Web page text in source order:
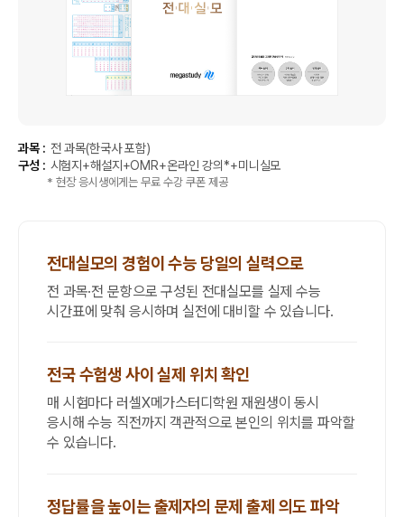
과목 : 전 과목(한국사 포함)
구성 : 시험지+해설지+OMR+온라인 강의*+미니실모
* 현장 응시생에게는 무료 수강 쿠폰 제공
전대실모의 경험이 수능 당일의 실력으로
전 과목·전 문항으로 구성된 전대실모를 실제 수능
시간표에 맞춰 응시하며 실전에 대비할 수 있습니다.
전국 수험생 사이 실제 위치 확인
매 시험마다 러셀X메가스터디학원 재원생이 동시
응시해 수능 직전까지 객관적으로 본인의 위치를 파악할
수 있습니다.
정답률을 높이는 출제자의 문제 출제 의도 파악